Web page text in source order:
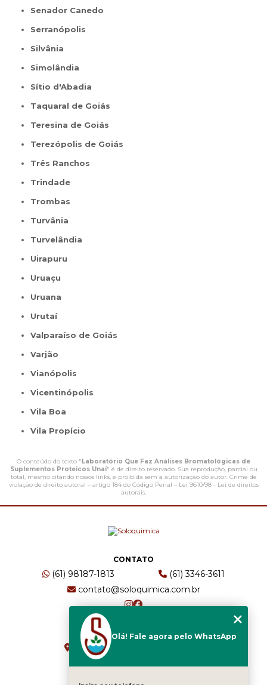
Senador Canedo
Serranópolis
Silvânia
Simolândia
Sítio d'Abadia
Taquaral de Goiás
Teresina de Goiás
Terezópolis de Goiás
Três Ranchos
Trindade
Trombas
Turvânia
Turvelândia
Uirapuru
Uruaçu
Uruana
Urutaí
Valparaíso de Goiás
Varjão
Vianópolis
Vicentinópolis
Vila Boa
Vila Propício
O conteúdo do texto " Laboratório Que Faz Análises Bromatológicas de
Suplementos Proteicos Unaí" é de direito reservado. Sua reprodução, parcial ou
total, mesmo citando nossos links, é proibida sem a autorização do autor. Crime de
violação de direito autoral – artigo 184 do Código Penal – Lei 9610/98 - Lei de direitos
autorais.
CONTATO
(61) 98187-1813
(61) 3346-3611
contato@soloquimica.com.br
ENDEREÇO
CRS 511 Sul, Bl B, Sl 49 - Asa Sul
Brasília - DF - CEP: 70361-520
Olá! Fale agora pelo WhatsApp